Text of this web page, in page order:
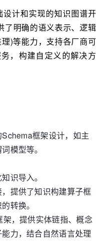
计和实现的知识图谱开
了明确的语义表示、逻辑
)等能力，支持各厂商可
，构建自定义的解决方
框架设计，如主
模型等。
识导入。
提供了知识构建算子框
转换。
，提供实体链指、概念
力，结合自然语言处理